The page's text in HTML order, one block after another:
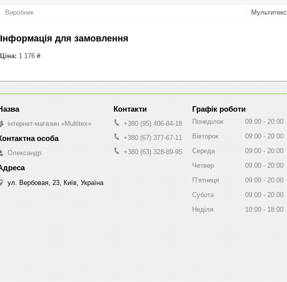
Виробник Мультитекс
Інформація для замовлення
Ціна: 1 176 ₴
інтернет-магазин «Multitex»
Олександр
ул. Вербовая, 23, Київ, Україна
+380 (95) 406-84-18
+380 (67) 377-67-11
+380 (63) 328-89-95
Графік роботи
Понеділок 09:00
20:00
Вівторок
09:00
20:00
Середа
09:00
20:00
Четвер
09:00
20:00
Пʼятниця
09:00
20:00
Субота
09:00
20:00
Неділя
10:00 18:00